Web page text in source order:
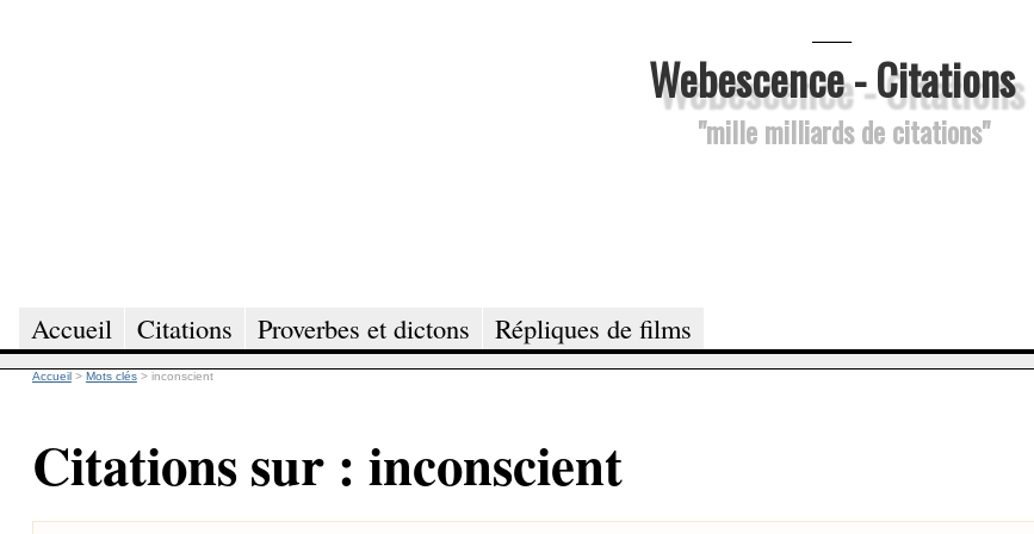
Webescence - Citations
"mille milliards de citations"
Accueil Citations Proverbes et dictons Répliques de films
Accueil > Mots clés > inconscient
Citations sur : inconscient